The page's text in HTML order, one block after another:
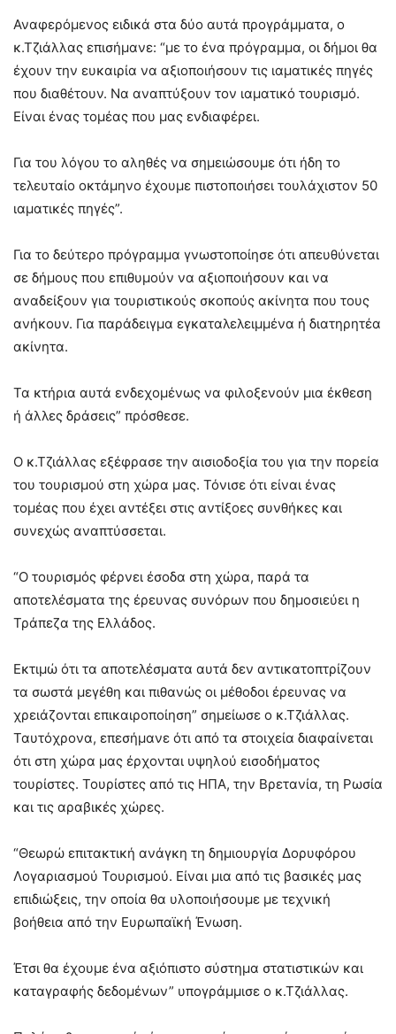
Αναφερόμενος ειδικά στα δύο αυτά προγράμματα, ο
κ.Τζιάλλας επισήμανε: “με το ένα πρόγραμμα, οι δήμοι θα
έχουν την ευκαιρία να αξιοποιήσουν τις ιαματικές πηγές
που διαθέτουν. Να αναπτύξουν τον ιαματικό τουρισμό.
Είναι ένας τομέας που μας ενδιαφέρει.
Για του λόγου το αληθές να σημειώσουμε ότι ήδη το
τελευταίο οκτάμηνο έχουμε πιστοποιήσει τουλάχιστον 50
ιαματικές πηγές”.
Για το δεύτερο πρόγραμμα γνωστοποίησε ότι απευθύνεται
σε δήμους που επιθυμούν να αξιοποιήσουν και να
αναδείξουν για τουριστικούς σκοπούς ακίνητα που τους
ανήκουν. Για παράδειγμα εγκαταλελειμμένα ή διατηρητέα
ακίνητα.
Τα κτήρια αυτά ενδεχομένως να φιλοξενούν μια έκθεση
ή άλλες δράσεις” πρόσθεσε.
Ο κ.Τζιάλλας εξέφρασε την αισιοδοξία του για την πορεία
του τουρισμού στη χώρα μας. Τόνισε ότι είναι ένας
τομέας που έχει αντέξει στις αντίξοες συνθήκες και
συνεχώς αναπτύσσεται.
“Ο τουρισμός φέρνει έσοδα στη χώρα, παρά τα
αποτελέσματα της έρευνας συνόρων που δημοσιεύει η
Τράπεζα της Ελλάδος.
Εκτιμώ ότι τα αποτελέσματα αυτά δεν αντικατοπτρίζουν
τα σωστά μεγέθη και πιθανώς οι μέθοδοι έρευνας να
χρειάζονται επικαιροποίηση” σημείωσε ο κ.Τζιάλλας.
Ταυτόχρονα, επεσήμανε ότι από τα στοιχεία διαφαίνεται
ότι στη χώρα μας έρχονται υψηλού εισοδήματος
τουρίστες. Τουρίστες από τις ΗΠΑ, την Βρετανία, τη Ρωσία
και τις αραβικές χώρες.
“Θεωρώ επιτακτική ανάγκη τη δημιουργία Δορυφόρου
Λογαριασμού Τουρισμού. Είναι μια από τις βασικές μας
επιδιώξεις, την οποία θα υλοποιήσουμε με τεχνική
βοήθεια από την Ευρωπαϊκή Ένωση.
Έτσι θα έχουμε ένα αξιόπιστο σύστημα στατιστικών και
καταγραφής δεδομένων” υπογράμμισε ο κ.Τζιάλλας.